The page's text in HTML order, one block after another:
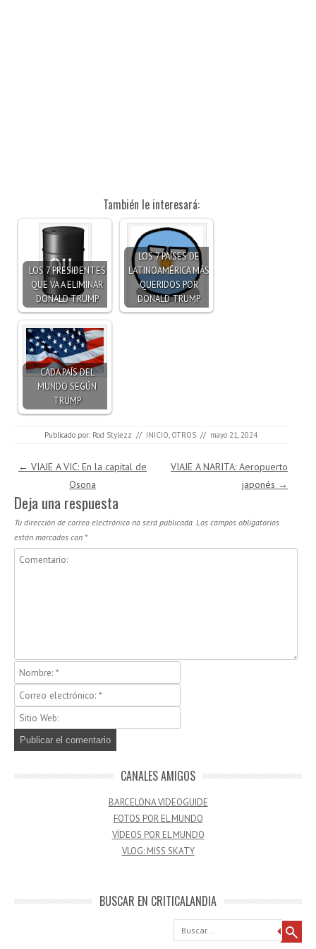
También le interesará:
LOS 7 PRESIDENTES
QUE VA A ELIMINAR
DONALD TRUMP
LOS 7 PAÍSES DE
LATINOAMÉRICA MÁS
QUERIDOS POR
DONALD TRUMP
CADA PAÍS DEL
MUNDO SEGÚN
TRUMP
Publicado por: Rod Stylezz // INICIO OTROS // mayo 21, 2024
Navegación de entradas
← VIAJE A VIC: En la capital de
Osona
VIAJE A NARITA: Aeropuerto
japonés →
Deja una respuesta
Tu dirección de correo electrónico no será publicada. Los campos obligatorios
están marcados con *
CANALES AMIGOS
BARCELONA VIDEOGUIDE
FOTOS POR EL MUNDO
VÍDEOS POR EL MUNDO
VLOG: MISS SKATY
BUSCAR EN CRITICALANDIA
Buscar